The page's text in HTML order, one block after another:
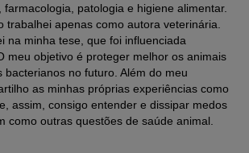
para a danificação da medula óssea, que
novos glóbulos vermelhos.
ou toxinas
farmacologia, patologia e higiene alimentar.
trabalhei apenas como autora veterinária.
na minha tese, que foi influenciada
meu objetivo é proteger melhor os animais
bacterianos no futuro. Além do meu
as minhas próprias experiências como
assim, consigo entender e dissipar medos
como outras questões de saúde animal.